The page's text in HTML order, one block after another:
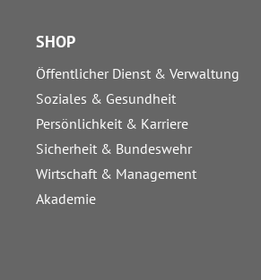
SHOP
Öffentlicher Dienst & Verwaltung
Soziales & Gesundheit
Persönlichkeit & Karriere
Sicherheit & Bundeswehr
Wirtschaft & Management
Akademie